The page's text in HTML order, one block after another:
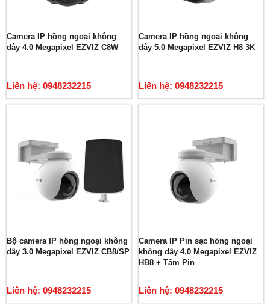
Camera IP hồng ngoại không
dây 4.0 Megapixel EZVIZ C8W
Liên hệ: 0948232215
Camera IP hồng ngoại không
dây 5.0 Megapixel EZVIZ H8 3K
Liên hệ: 0948232215
Bộ camera IP hồng ngoại không
dây 3.0 Megapixel EZVIZ CB8/SP
Liên hệ: 0948232215
Camera IP Pin sạc hồng ngoại
không dây 4.0 Megapixel EZVIZ
HB8 + Tấm Pin
Liên hệ: 0948232215